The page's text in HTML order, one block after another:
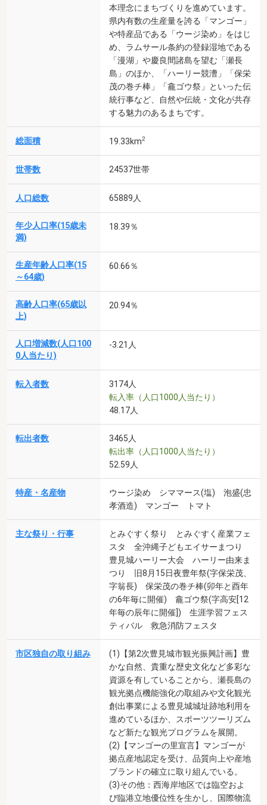
本理念にまちづくりを進めています。
県内有数の生産量を誇る「マンゴー」
や特産品である「ウージ染め」をはじ
め、ラムサール条約の登録湿地である
「漫湖」や慶良間諸島を望む「瀬長
島」のほか、「ハーリー競漕」「保栄
茂の巻チ棒」「龕ゴウ祭」といった伝
統行事など、自然や伝統・文化が共存
する魅力のあるまちです。
総面積 19.33km2
世帯数 24537世帯
人口総数 65889人
年少人口率(15歳未
満)
18.39％
生産年齢人口率(15
～64歳)
60.66％
高齢人口率(65歳以
上)
20.94％
人口増減数(人口100
0人当たり)
-3.21人
転入者数
3174人
転入率（人口1000人当たり）
48.17人
転出者数
3465人
転出率（人口1000人当たり）
52.59人
特産・名産物
ウージ染め シママース(塩) 泡盛(忠
孝酒造) マンゴー トマト
主な祭り・行事
とみぐすく祭り とみぐすく産業フェ
スタ 全沖縄子どもエイサーまつり
豊見城ハーリー大会 ハーリー由来ま
つり 旧8月15日夜豊年祭(字保栄茂、
字翁長) 保栄茂の巻チ棒(卯年と酉年
の6年毎に開催) 龕ゴウ祭(字高安[12
年毎の辰年に開催]) 生涯学習フェス
ティバル 救急消防フェスタ
市区独自の取り組み
(1)【第2次豊見城市観光振興計画】豊
かな自然、貴重な歴史文化など多彩な
資源を有していることから、瀬長島の
観光拠点機能強化の取組みや文化観光
創出事業による豊見城城址跡地利用を
進めているほか、スポーツツーリズム
など新たな観光プログラムを展開。
(2)【マンゴーの里宣言】マンゴーが
拠点産地認定を受け、品質向上や産地
ブランドの確立に取り組んでいる。
(3)その他：西海岸地区では臨空およ
び臨港立地優位性を生かし、国際物流